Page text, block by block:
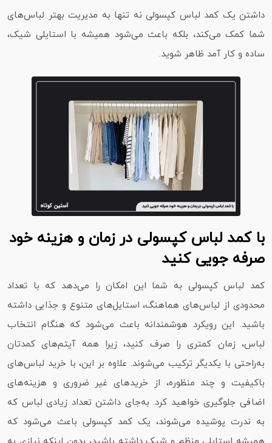
داشتن یک کمد لباس کپسولی نه‌ تنها به مدیریت بهتر لباس‌های
شما کمک می‌کند، بلکه باعث می‌شود همیشه با استایلی شیک،
ساده و کار آمد ظاهر شوید.
با کمد لباس کپسولی در زمان و هزینه خود
صرفه جویی کنید
کمد لباس کپسولی به شما این امکان را می‌دهد که با تعداد
محدودی از لباس‌های هماهنگ، استایل‌های متنوع و جذابی داشته
باشید. این رویکرد هوشمندانه باعث می‌شود که هنگام انتخاب
لباس، زمان کمتری را صرف کنید، زیرا همه آیتم‌های کمدتان
به‌راحتی با یکدیگر ترکیب می‌شوند. علاوه بر این، با خرید لباس‌های
باکیفیت و چند منظوره، از خریدهای غیر ضروری و هزینه‌های
اضافی جلوگیری خواهید کرد. به‌جای داشتن تعداد زیادی لباس که
به‌ ندرت پوشیده می‌شوند، یک کمد کپسولی باعث می‌شود که